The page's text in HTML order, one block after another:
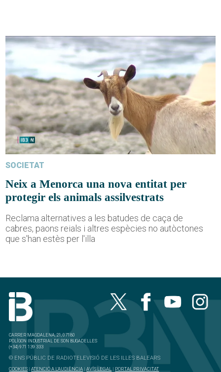
SOCIETAT
Neix a Menorca una nova entitat per
protegir els animals assilvestrats
Reclama alternatives a les batudes de caça de
cabres, paons reials i altres espècies no autòctones
que s'han estès per l'illa
CARRER MAGDALENA, 21, 07180
POLÍGON INDUSTRIAL DE SON BUGADELLES
(+34) 971 139 333
© ENS PÚBLIC DE RADIOTELEVISIÓ DE LES ILLES BALEARS
COOKIES |ATENCIÓ A L'AUDIÈNCIA |AVÍS LEGAL | PORTAL PRIVACITAT